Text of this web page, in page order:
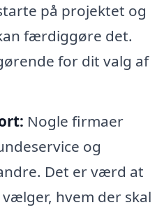
på projektet og
færdiggøre det.
for dit valg af
Nogle firmaer
og
Det er værd at
hvem der skal